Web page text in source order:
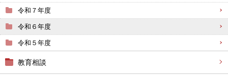
令和７年度
令和６年度
令和５年度
教育相談